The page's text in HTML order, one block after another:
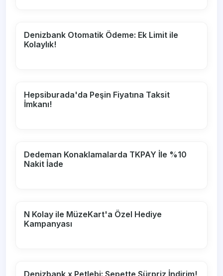
Denizbank Otomatik Ödeme: Ek Limit ile
Kolaylık!
Hepsiburada'da Peşin Fiyatına Taksit
İmkanı!
Dedeman Konaklamalarda TKPAY İle %10
Nakit İade
N Kolay ile MüzeKart'a Özel Hediye
Kampanyası